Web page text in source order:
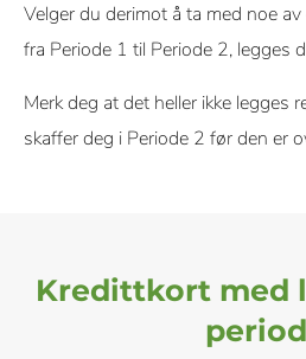
Velger du derimot å ta med noe
fra Periode 1 til Periode 2, legges
Merk deg at det heller ikke legges
skaffer deg i Periode 2 før den er
Kredittkort med